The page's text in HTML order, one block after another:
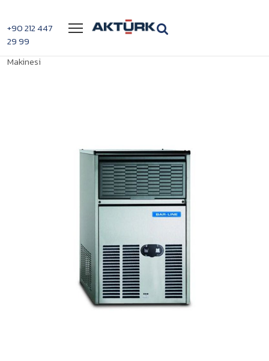
+90 212 447
29 99
Menü
Makinesi